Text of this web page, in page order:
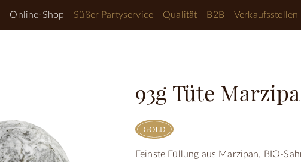
Online-Shop Süßer Partyservice Qualität B2B Verkaufsstellen
93g Tüte
Feinste Füllung aus Marzipan, BIO-